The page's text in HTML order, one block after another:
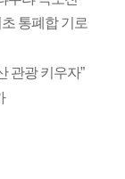
통폐합 기로
관광 키우자”